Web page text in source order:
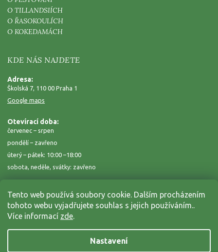
Tento web používá soubory cookie. Dalším procházením
tohoto webu vyjadřujete souhlas s jejich používáním..
Více informací zde.
Nastavení
O TILLANDSIÍCH
O ŘASOKOULÍCH
O KOKEDAMÁCH
KDE NÁS NAJDETE
Adresa:
Školská 7, 110 00 Praha 1
Google maps
Otevírací doba:
červenec – srpen
pondělí – zavřeno
úterý – pátek: 10:00 –18:00
sobota, neděle, svátky: zavřeno
Zahrada na niti. Všechna práva vyhrazena.